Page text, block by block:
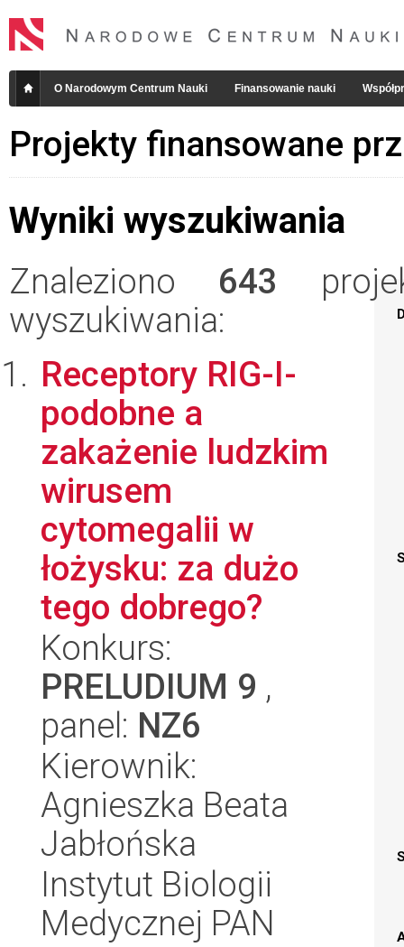
O Narodowym Centrum Nauki Finansowanie nauki
Projekty finansowane
Wyniki wyszukiwania
Znaleziono 643
wyszukiwania:
Receptory RIG-I-
podobne a
zakażenie ludzkim
wirusem
cytomegalii w
łożysku: za dużo
tego dobrego?
Konkurs:
PRELUDIUM 9 ,
panel: NZ6
Kierownik:
Agnieszka Beata
Jabłońska
Instytut Biologii
Medycznej PAN